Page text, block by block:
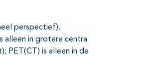
perspectief).
alleen in grotere centra
PET(CT) is alleen in de